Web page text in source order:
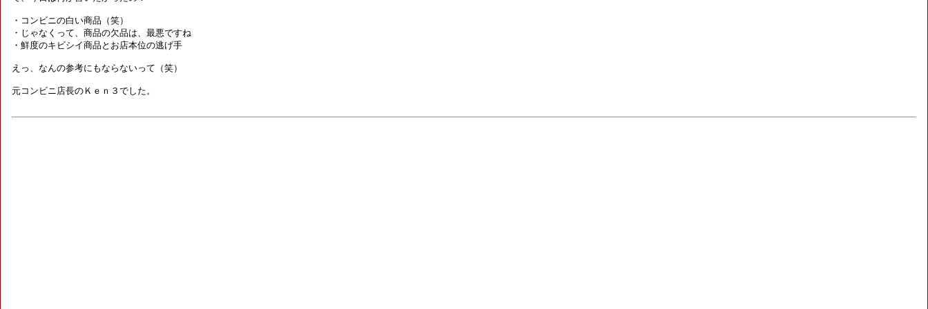
・コンビニの白い商品（笑）
・じゃなくって、商品の欠品は、最悪ですね
・鮮度のキビシイ商品とお店本位の逃げ手
えっ、なんの参考にもならないって（笑）
元コンビニ店長のＫｅｎ３でした。